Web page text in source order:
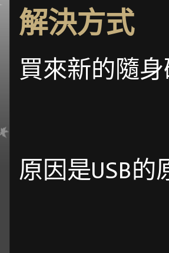
解決方式
買來新的隨
原因是USB